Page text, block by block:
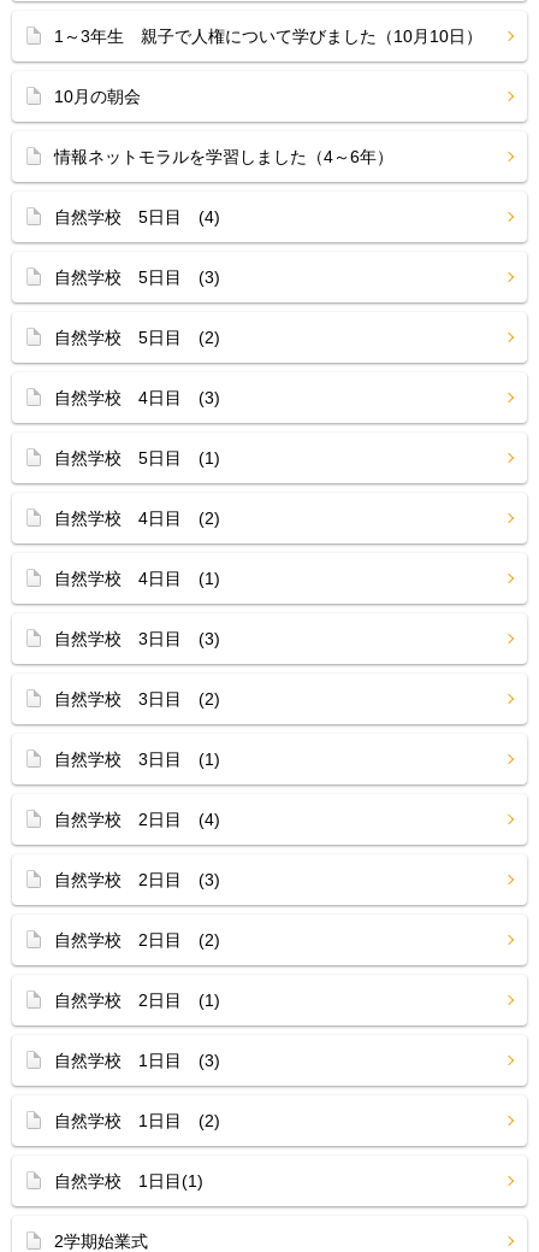
1～3年生 親子で人権について学びました（10月10日）
10月の朝会
情報ネットモラルを学習しました（4～6年）
自然学校 5日目 (4)
自然学校 5日目 (3)
自然学校 5日目 (2)
自然学校 4日目 (3)
自然学校 5日目 (1)
自然学校 4日目 (2)
自然学校 4日目 (1)
自然学校 3日目 (3)
自然学校 3日目 (2)
自然学校 3日目 (1)
自然学校 2日目 (4)
自然学校 2日目 (3)
自然学校 2日目 (2)
自然学校 2日目 (1)
自然学校 1日目 (3)
自然学校 1日目 (2)
自然学校 1日目(1)
2学期始業式